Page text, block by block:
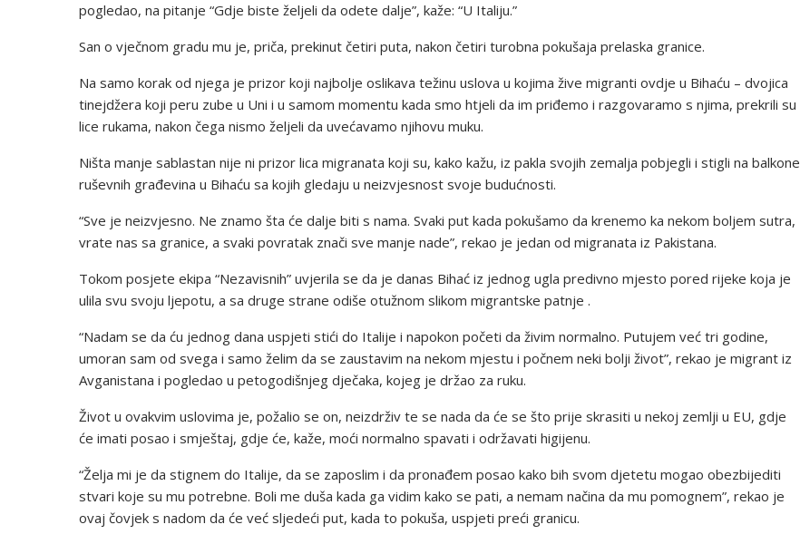
pogledao, na pitanje “Gdje biste željeli da odete dalje”, kaže: “U Italiju.”
San o vječnom gradu mu je, priča, prekinut četiri puta, nakon četiri turobna pokušaja prelaska granice.
Na samo korak od njega je prizor koji najbolje oslikava težinu uslova u kojima žive migranti ovdje u Bihaću – dvojica
tinejdžera koji peru zube u Uni i u samom momentu kada smo htjeli da im priđemo i razgovaramo s njima, prekrili su
lice rukama, nakon čega nismo željeli da uvećavamo njihovu muku.
Ništa manje sablastan nije ni prizor lica migranata koji su, kako kažu, iz pakla svojih zemalja pobjegli i stigli na balkone
ruševnih građevina u Bihaću sa kojih gledaju u neizvjesnost svoje budućnosti.
“Sve je neizvjesno. Ne znamo šta će dalje biti s nama. Svaki put kada pokušamo da krenemo ka nekom boljem sutra,
vrate nas sa granice, a svaki povratak znači sve manje nade”, rekao je jedan od migranata iz Pakistana.
Tokom posjete ekipa “Nezavisnih” uvjerila se da je danas Bihać iz jednog ugla predivno mjesto pored rijeke koja je
ulila svu svoju ljepotu, a sa druge strane odiše otužnom slikom migrantske patnje .
“Nadam se da ću jednog dana uspjeti stići do Italije i napokon početi da živim normalno. Putujem već tri godine,
umoran sam od svega i samo želim da se zaustavim na nekom mjestu i počnem neki bolji život”, rekao je migrant iz
Avganistana i pogledao u petogodišnjeg dječaka, kojeg je držao za ruku.
Život u ovakvim uslovima je, požalio se on, neizdrživ te se nada da će se što prije skrasiti u nekoj zemlji u EU, gdje
će imati posao i smještaj, gdje će, kaže, moći normalno spavati i održavati higijenu.
“Želja mi je da stignem do Italije, da se zaposlim i da pronađem posao kako bih svom djetetu mogao obezbijediti
stvari koje su mu potrebne. Boli me duša kada ga vidim kako se pati, a nemam načina da mu pomognem”, rekao je
ovaj čovjek s nadom da će već sljedeći put, kada to pokuša, uspjeti preći granicu.